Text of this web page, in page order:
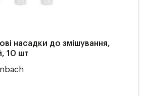
насадки до змішування,
10 шт